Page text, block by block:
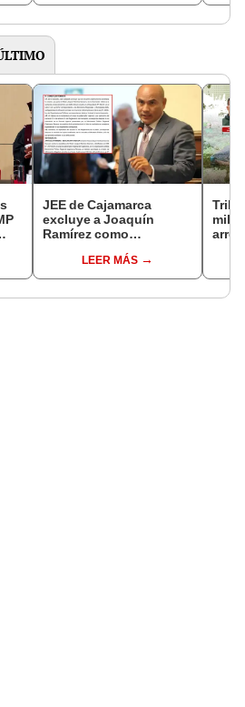
JEE de Cajamarca
excluye a Joaquín
Ramírez como
regional por ocultar
sentencia
LEER MÁS